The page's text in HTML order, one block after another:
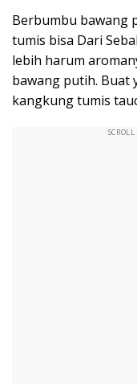
Berbumbu bawang
tumis bisa Dari
lebih harum
bawang putih. Buat
kangkung tumis